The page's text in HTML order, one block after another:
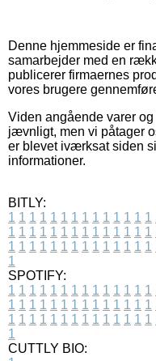
Denne hjemmeside er
samarbejder med en
publicerer firmaernes
vores brugere
Viden angående varer
jævnligt, men vi påtager
er blevet iværksat siden
informationer.
BITLY:
1 1 1 1 1 1 1 1 1 1 1 1 1 1
1 1 1 1 1 1 1 1 1 1 1 1 1 1
1 1 1 1 1 1 1 1 1 1 1 1 1 1
1
SPOTIFY:
1 1 1 1 1 1 1 1 1 1 1 1 1 1
1 1 1 1 1 1 1 1 1 1 1 1 1 1
1 1 1 1 1 1 1 1 1 1 1 1 1 1
1
CUTTLY BIO: